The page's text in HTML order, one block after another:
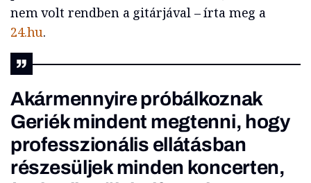
nem volt rendben a gitárjával – írta meg a
24.hu.
Akármennyire próbálkoznak
Geriék mindent megtenni, hogy
professzionális ellátásban
részesüljek minden koncerten,